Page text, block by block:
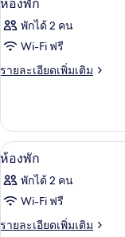
Suite
ภาพถ่าย
ทั้งหมด
ของ
ห้องพัก
พักได้ 2 คน
Wi-Fi ฟรี
รายละเอียดเพิ่มเติม
ราย
เกี่ยว
กับ
ห้อง
เปิด
ภาพถ่าย
ทั้งหมด
ของ
2
ห้องพัก
พักได้ 2 คน
Wi-Fi ฟรี
รายละเอียดเพิ่มเติม
ราย